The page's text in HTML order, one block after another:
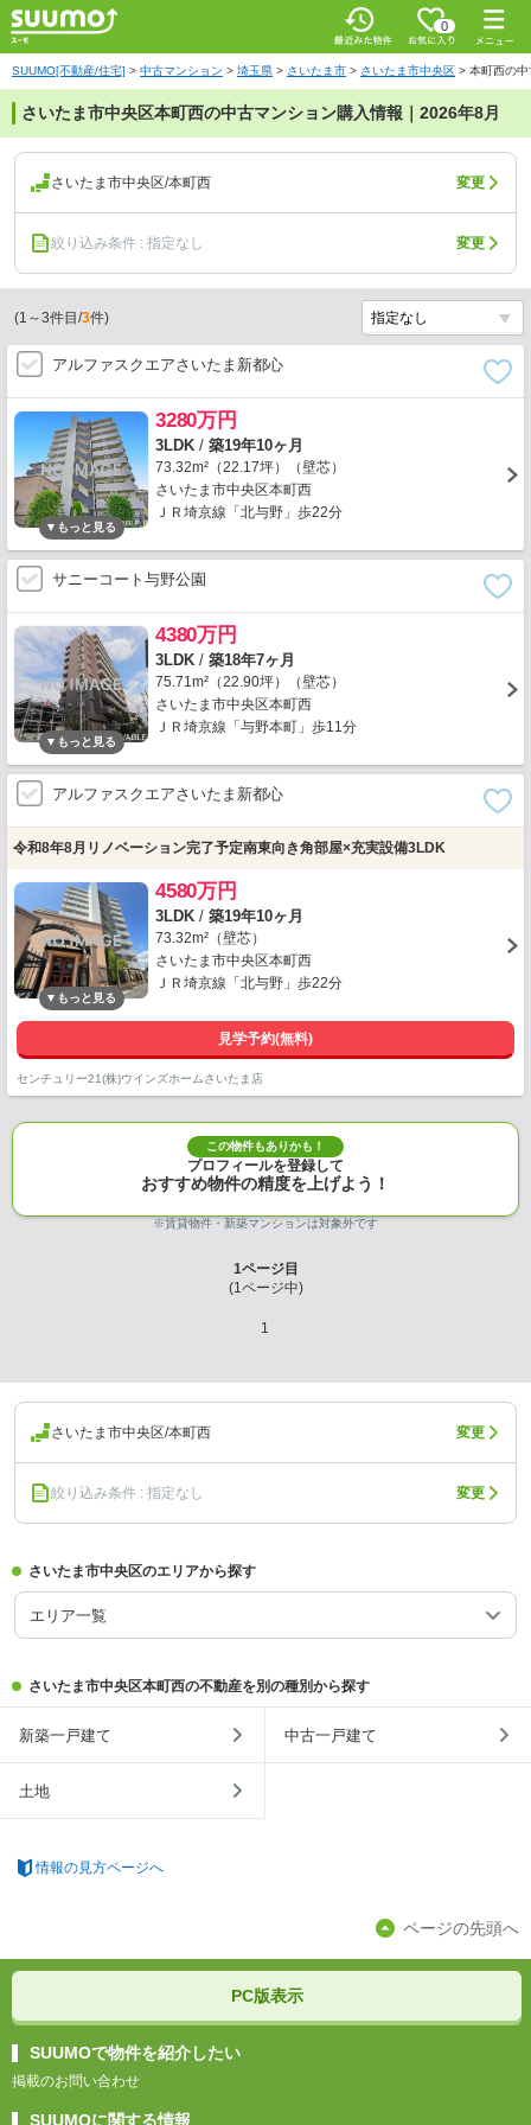
0
SUUMO[不動産/住宅] > 中古マンション > 埼玉県 > さいたま市 > さいたま市中央区 > 本町西の
さいたま市中央区本町西の中古マンション購入情報｜2026年8月
さいたま市中央区/本町西 変更
絞り込み条件 : 指定なし 変更
(1 ～3件目/3件)
アルファスクエアさいたま新都心
3280万円
3LDK / 築19年10ヶ月
73.32m²（22.17坪）（壁芯）
さいたま市中央区本町西
ＪＲ埼京線「北与野」歩22分
サニーコート与野公園
4380万円
3LDK / 築18年7ヶ月
75.71m²（22.90坪）（壁芯）
さいたま市中央区本町西
ＪＲ埼京線「与野本町」歩11分
アルファスクエアさいたま新都心
令和8年8月リノベーション完了予定南東向き角部屋×充実設備3LDK
4580万円
3LDK / 築19年10ヶ月
73.32m²（壁芯）
さいたま市中央区本町西
ＪＲ埼京線「北与野」歩22分
見学予約(無料)
センチュリー21(株)ウインズホームさいたま店
この物件もありかも！
プロフィールを登録して
おすすめ物件の精度を上げよう！
※賃貸物件・新築マンションは対象外です
1ページ目
(1ページ中)
1
さいたま市中央区/本町西 変更
絞り込み条件 : 指定なし 変更
さいたま市中央区のエリアから探す
エリア一覧
さいたま市中央区本町西の不動産を別の種別から探す
新築一戸建て 中古一戸建て
土地
情報の見方ページへ
ページの先頭へ
PC版表示
SUUMOで物件を紹介したい
掲載のお問い合わせ
SUUMOに関する情報